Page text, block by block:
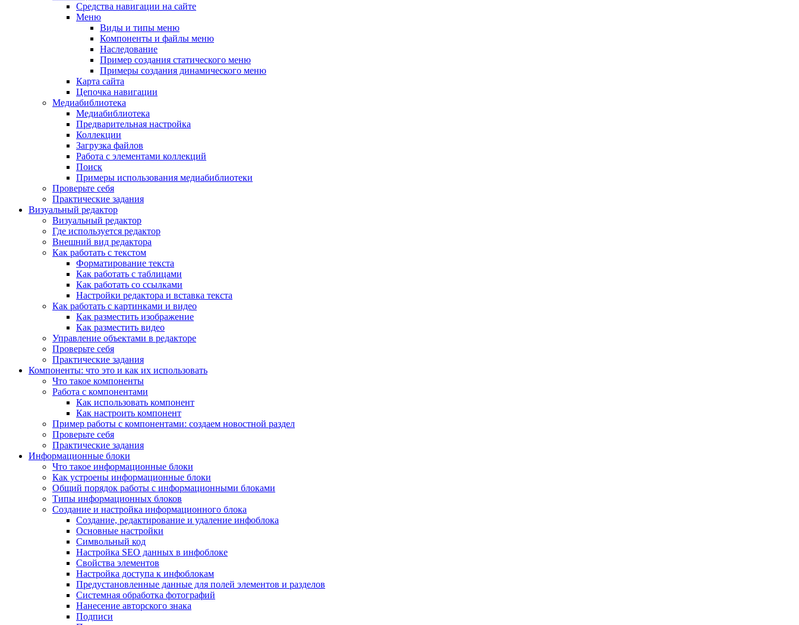
Средства навигации на сайте
Меню
Виды и типы меню
Компоненты и файлы меню
Наследование
Пример создания статического меню
Примеры создания динамического меню
Карта сайта
Цепочка навигации
Медиабиблиотека
Медиабиблиотека
Предварительная настройка
Коллекции
Загрузка файлов
Работа с элементами коллекций
Поиск
Примеры использования медиабиблиотеки
Проверьте себя
Практические задания
Визуальный редактор
Визуальный редактор
Где используется редактор
Внешний вид редактора
Как работать с текстом
Форматирование текста
Как работать с таблицами
Как работать со ссылками
Настройки редактора и вставка текста
Как работать с картинками и видео
Как разместить изображение
Как разместить видео
Управление объектами в редакторе
Проверьте себя
Практические задания
Компоненты: что это и как их использовать
Что такое компоненты
Работа с компонентами
Как использовать компонент
Как настроить компонент
Пример работы с компонентами: создаем новостной раздел
Проверьте себя
Практические задания
Информационные блоки
Что такое информационные блоки
Как устроены информационные блоки
Общий порядок работы с информационными блоками
Типы информационных блоков
Создание и настройка информационного блока
Создание, редактирование и удаление инфоблока
Основные настройки
Символьный код
Настройка SEO данных в инфоблоке
Свойства элементов
Настройка доступа к инфоблокам
Предустановленные данные для полей элементов и разделов
Системная обработка фотографий
Нанесение авторского знака
Подписи